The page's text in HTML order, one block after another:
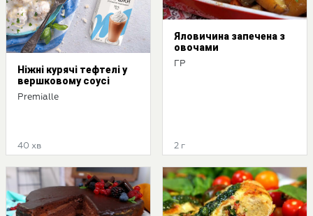
Ніжні курячі тефтелі у
вершковому соусі
Premialle
40 хв
Яловичина запечена з
овочами
ГР
2 г